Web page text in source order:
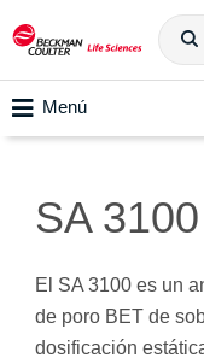
Menú
SA 3100
El SA 3100 es un
de poro BET de
dosificación